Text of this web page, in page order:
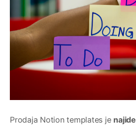
Prodaja Notion templates je